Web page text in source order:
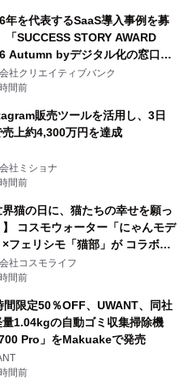
年を代表するSaaS導入事例を募
SUCCESS STORY AWARD
byデジタル化の窓口」
社クリエイティブバンク
間前
販売ツールを活用し、3日
売上約4,300万円を達成
社ミショナ
間前
界猫の日に、猫たちの幸せを願っ
】 コスモウォーター「にゃんモデ
×フェリシモ「猫部」が コラボキ
ペーンを実施
社コスモライフ
間前
間限定50％OFF、UWANT、同社
量1.04kgの自動ゴミ収集掃除機
Pro」をMakuakeで発売
間前